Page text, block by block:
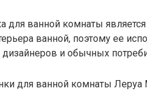
для ванной комнаты
ванной, поэтому ее
и обычных
для ванной комнаты Леруа